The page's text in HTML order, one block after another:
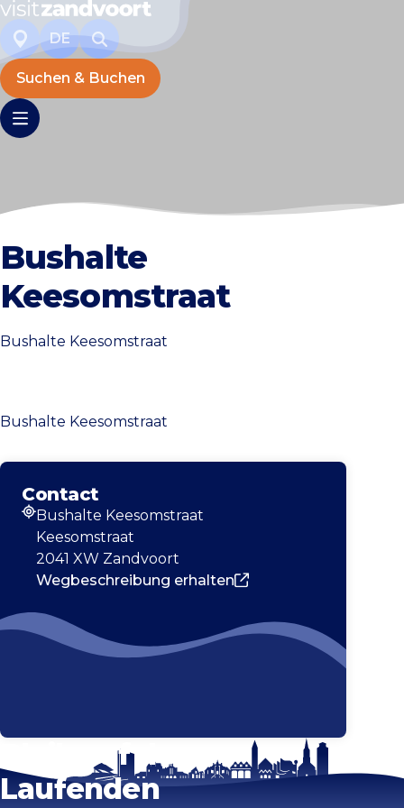
DE
Suchen & Buchen
Bushalte
Keesomstraat
Bushalte Keesomstraat
Bushalte Keesomstraat
Contact
Adresse
Bushalte Keesomstraat
Keesomstraat
2041 XW Zandvoort
Wegbeschreibung erhalten
Bleib auf dem
Laufenden